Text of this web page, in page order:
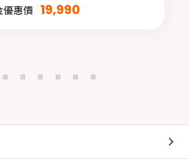
優惠價
19,990